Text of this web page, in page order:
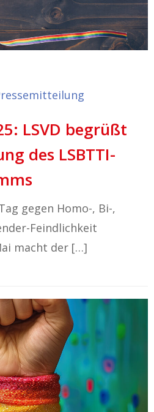
LSVD begrüßt
des LSBTTI-
gegen Homo-, Bi-,
Feindlichkeit
macht der […]